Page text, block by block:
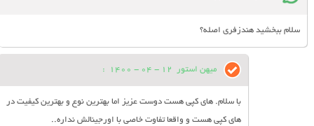
سلام ببخشید هندزفری اصله؟
میهن استور 12 - 04 - 1400
:
با سلام. های کپی هست دوست عزیز اما بهترین نوع و بهترین کیفیت در
های کپی هست و واقعا تفاوت خاصی با اورجینالش نداره..